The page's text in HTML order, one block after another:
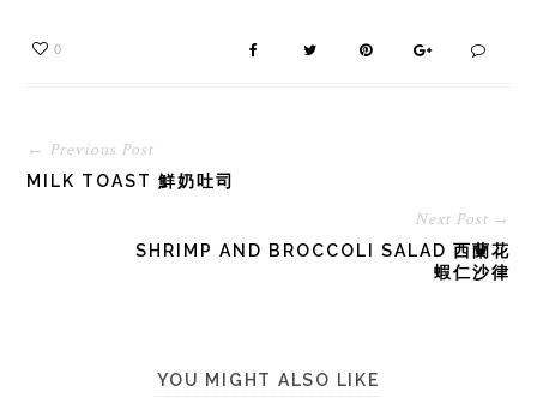
0
← Previous Post
MILK TOAST 鮮奶吐司
Next Post →
SHRIMP AND BROCCOLI SALAD 西蘭花
蝦仁沙律
YOU MIGHT ALSO LIKE